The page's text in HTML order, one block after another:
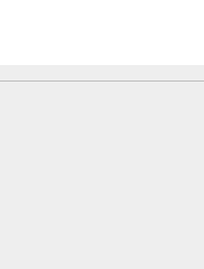
5700 Svendborg -